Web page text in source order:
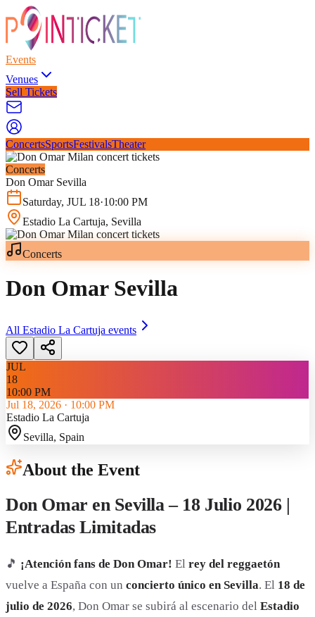
Events
Venues
Sell Tickets
ConcertsSportsFestivalsTheater
Concerts
Don Omar Sevilla
Saturday, JUL 18·10:00 PM
Estadio La Cartuja, Sevilla
Concerts
Don Omar Sevilla
All Estadio La Cartuja events
JUL
18
10:00 PM
Jul 18, 2026 · 10:00 PM
Estadio La Cartuja
Sevilla, Spain
About the Event
Don Omar en Sevilla – 18 Julio 2026 |
Entradas Limitadas
🎵 ¡Atención fans de Don Omar! El rey del reggaetón
vuelve a España con un concierto único en Sevilla. El 18 de
julio de 2026, Don Omar se subirá al escenario del Estadio